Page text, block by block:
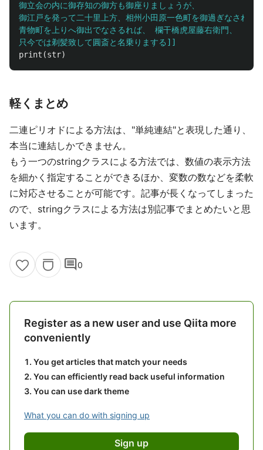
御立会の内に御存知の御方も御座りましょうが、
御江戸を発って二十里上方、相州小田原一色町を御過ぎなされて
青物町を上りへ御出でなさるれば、 欄干橋虎屋藤右衛門、
只今では剃髪致して圓斎と名乗りまする]]
print (str)
軽くまとめ
二連ピリオドによる方法は、"単純連結"と表現した通り、
本当に連結しかできません。
もう一つのstringクラスによる方法では、数値の表示方法
を細かく指定することができるほか、変数の数などを柔軟
に対応させることが可能です。記事が長くなってしまった
ので、stringクラスによる方法は別記事でまとめたいと思
います。
comment0
Register as a new user and use Qiita more
conveniently
You get articles that match your needs
You can efficiently read back useful information
You can use dark theme
What you can do with signing up
Sign up